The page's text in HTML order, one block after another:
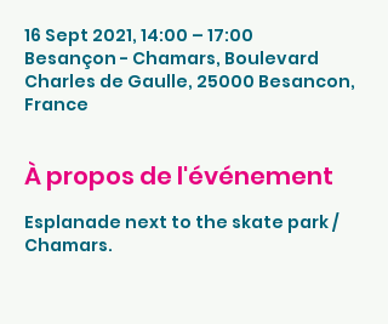
16 Sept 2021, 14:00 – 17:00
Besançon - Chamars, Boulevard
Charles de Gaulle, 25000 Besancon,
France
À propos de l'événement
Esplanade next to the skate park /
Chamars.